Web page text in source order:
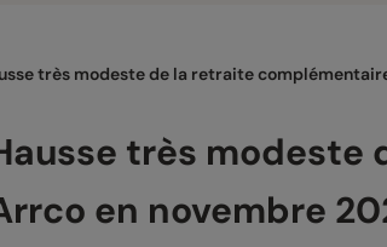
très modeste de la retraite
très
en novembre